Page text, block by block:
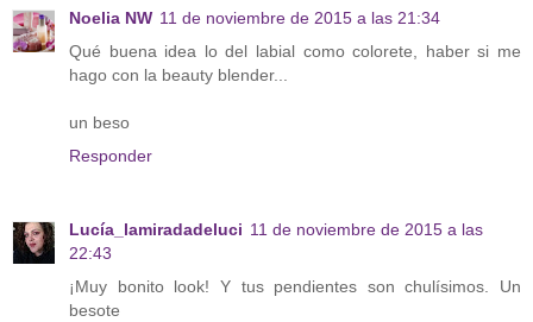
Noelia NW 11 de noviembre de 2015 a las 21:34
Qué buena idea lo del labial como colorete, haber si me
hago con la beauty blender...
un beso
Responder
Lucía_lamiradadeluci 11 de noviembre de 2015 a las
22:43
¡Muy bonito look! Y tus pendientes son chulísimos. Un
besote